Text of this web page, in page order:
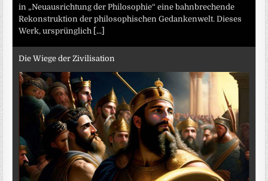
in „Neuausrichtung der Philosophie“ eine bahnbrechende
Rekonstruktion der philosophischen Gedankenwelt. Dieses
Werk, ursprünglich
[...]
Die Wiege der Zivilisation